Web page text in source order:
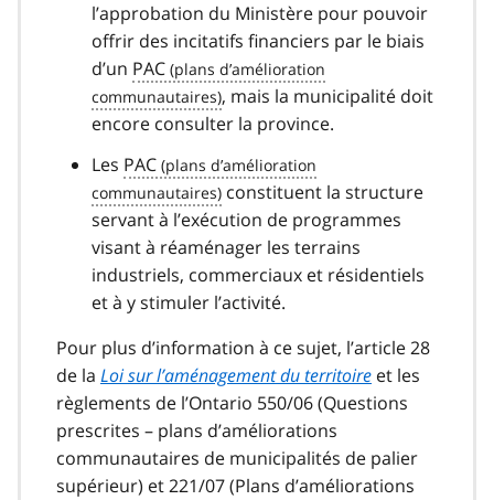
l’approbation du Ministère pour pouvoir
offrir des incitatifs financiers par le biais
d’un PAC
, mais la municipalité doit
encore consulter la province.
Les PAC
constituent la structure
servant à l’exécution de programmes
visant à réaménager les terrains
industriels, commerciaux et résidentiels
et à y stimuler l’activité.
Pour plus d’information à ce sujet, l’article 28
de la Loi sur l’aménagement du territoire et les
règlements de l’Ontario 550/06 (Questions
prescrites – plans d’améliorations
communautaires de municipalités de palier
supérieur) et 221/07 (Plans d’améliorations